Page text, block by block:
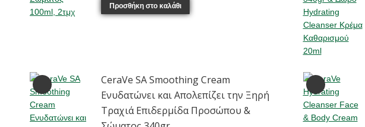
was: τιμή
Προσθήκη στο καλάθι
CeraVe SA Smoothing Cream
Ενυδατώνει και Απολεπίζει την Ξηρή
Τραχιά Επιδερμίδα Προσώπου &